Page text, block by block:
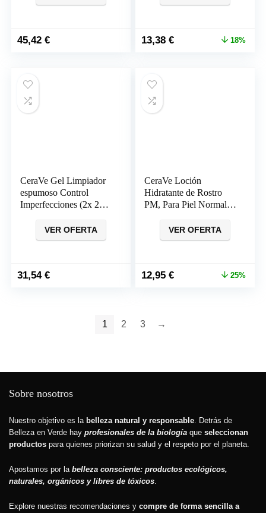
45,42€
El
16,40 €.
13,38€El
18%
CeraVe Gel Limpiador
espumoso Control
Imperfecciones (2x 236
SPF50 (3 ml)
VER OFERTA
31,54€
CeraVe Loción
Hidratante de Rostro
PM, Para Piel Normal a
Restaura la Barrera
Protectora de la Piel,
Niacinamida y Ácido
VER OFERTA
El
17,30 €.
12,95€El
25%
1 2 3 →
Sobre nosotros
Nuestro objetivo es la belleza natural y responsable. Detrás de
Belleza en Verde hay profesionales de la biología que seleccionan
productos para quienes priorizan su salud y el respeto por el planeta.
Apostamos por la belleza consciente: productos ecológicos,
naturales, orgánicos y libres de tóxicos.
Explore nuestras recomendaciones y compre de forma sencilla a